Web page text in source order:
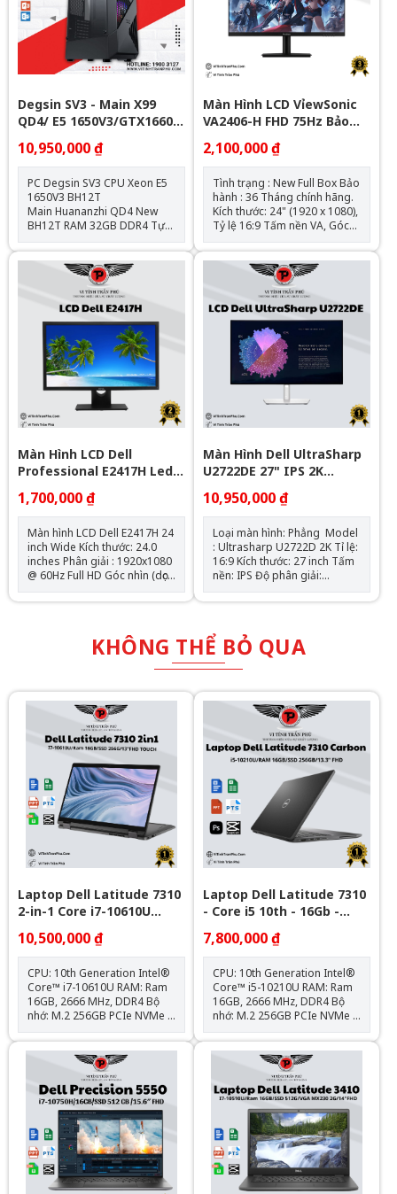
Degsin SV3 - Main X99
QD4/ E5 1650V3/GTX1660
512GB/650W
10,950,000 ₫
PC Degsin SV3 CPU Xeon E5
1650V3 BH12T
Main Huananzhi QD4 New
BH12T RAM 32GB DDR4 Tự
Fix Lỗi BH12T SSD Nvme
512GB New BH36T VGA GTX
1660 6Gb New BH 36T TẢN
NHIỆT KHÍ CR1000 RGB New
BH36T CASE Xigmatek
3F RGB New BH12T Màn
hình Chưa bao gồm.
Tặng Gói bảo dưỡng vệ sinh
miễn phí trọn đời Tặng Combo
Keyboard & Mouse ( Khi mua
kèm màn hình ) Miễn phí cài
Windows & Office
Màn Hình LCD VỉewSonic
VA2406-H FHD 75Hz Bảo
2,100,000 ₫
Tình trạng : New Full Box Bảo
hành : 36 Tháng chính hãng.
Kích thước: 24" (1920 x 1080),
Tỷ lệ 16:9 Tấm nền VA, Góc
nhìn: 178 (H) / 178 (V) Tần số
quét: 75Hz , Thời gian phản
hồi 4 ms HIển thị màu sắc:
16.7 triệu màu Cổng hình
ảnh: , 1 x HDMI 1.4, 1 x
VGA/D-sub
Màn Hình LCD Dell
Professional E2417H Led
1,700,000 ₫
Màn hình LCD Dell E2417H 24
inch Wide Kích thước: 24.0
inches Phân giải : 1920x1080
@ 60Hz Full HD Góc nhìn (dọc /
ngang): 178° / 178° Khả năng
hiển thị màu: 16.7M Độ sáng :
Tình trạng : Đã qua sử dụng
Màn Hình Dell UltraSharp
U2722DE 27" IPS 2K
10,950,000 ₫
Loại màn hình: Phẳng Model
: Ultrasharp U2722D 2K Tỉ lệ:
16:9 Kích thước: 27 inch Tấm
nền: IPS Độ phân giải:
2K(2560 X 1440) Tốc độ làm
mới: 60Hz Thời gian đáp ứng:
ms for FAST mode Cổng kết
nối: 1x HDMI 1.4, 1x
DisplayPort 1.4 , 1x
DisplayPort out ,2x USB-C ( 1
xuất hình, 1 chỉ dữ liệu ) , 4x
USB 3.2 , 1x audio out, 1x
dụng còn mới Bảo hành : 24
Tháng 1 Đổi 1
KHÔNG THỂ BỎ QUA
Laptop Dell Latitude 7310
2-in-1 Core i7-10610U
13.3 inch FHD Touch
10,500,000 ₫
CPU: 10th Generation Intel®
Core™ i7-10610U RAM: Ram
16GB, 2666 MHz, DDR4 Bộ
nhớ: M.2 256GB PCIe NVMe
Card: Intel® UHD Graphics
620 Màn hình: 13.3" FHD
(1920 x 1080) IPS - Cảm Ứng
Bảo Hành: 12 Tháng (Pin +
Sạc BH 6 Tháng) Tặng Kèm:
Balo + Chuột Ko Dây
Laptop Dell Latitude 7310
- Core i5 10th - 16Gb -
7,800,000 ₫
CPU: 10th Generation Intel®
Core™ i5-10210U RAM: Ram
16GB, 2666 MHz, DDR4 Bộ
nhớ: M.2 256GB PCIe NVMe
Card: Intel® UHD Graphics
620 Màn hình: 13.3" FHD
(1920 x 1080) IPS Trọng
lượng:1.2kg Kết nối: 1x USB
3.1; 2x Thunderbolt™ 3; 1x
HDMI 2.0; 1x uSD 4.0, 1x Sim
Slot; 1x Universal Audio Jack
Tặng kèm: Balo + Chuột
Bluetooth + Lót chuột Bảo
hành : Máy 12 tháng , Pin &
Sạc 6 tháng. Hệ Điều Hành:
Không Bao Gồm